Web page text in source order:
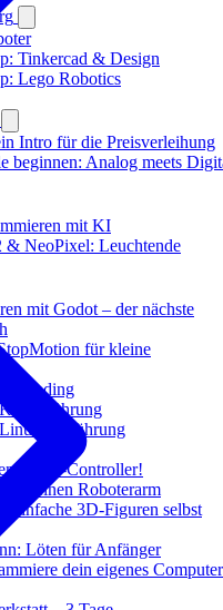
Tinkercad & Design
Lego Robotics
Intro für die Preisverleihung
beginnen: Analog meets
mit KI
& NeoPixel: Leuchtende
mit Godot – der nächste
für kleine
Coding
Einführung
Einführung
Game-Controller!
einen Roboterarm
Einfache 3D-Figuren selbst
Löten für Anfänger
dein eigenes